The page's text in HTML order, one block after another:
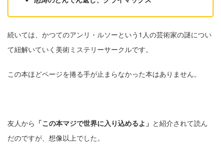
続いては、かつてのアンリ・ルソーという1人の芸術家の謎につい
て紐解いていく美術ミステリーサークルです。
この本ほどページを捲る手が止まらなかった本はありません。
友人から 「この本マジで世界に入り込めるよ」 と紹介されて読ん
だのですが、想像以上でした。